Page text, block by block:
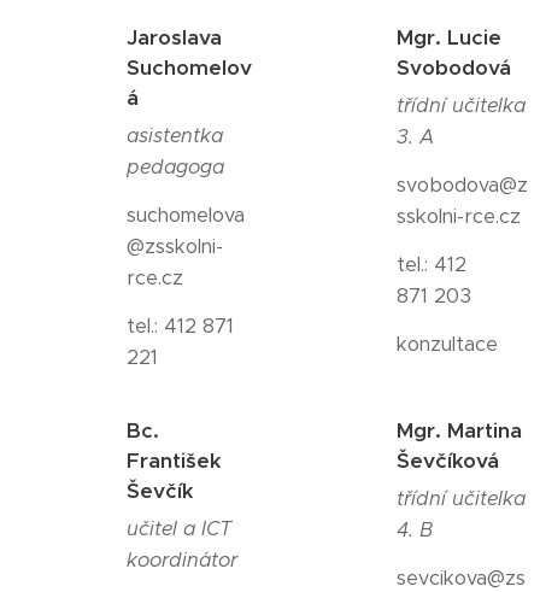
Jaroslava
Suchomelov
á
asistentka
pedagoga
suchomelova
@zsskolni-
rce.cz
tel.: 412 871
221
Mgr. Lucie
Svobodová
třídní učitelka
3. A
svobodova@z
sskolni-rce.cz
tel.: 412
871 203
konzultace
Bc.
František
Ševčík
učitel a ICT
koordinátor
Mgr. Martina
Ševčíková
třídní učitelka
4. B
sevcikova@zs